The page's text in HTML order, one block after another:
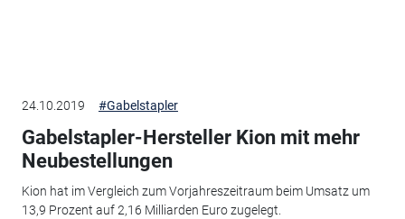
24.10.2019 #Gabelstapler
Gabelstapler-Hersteller Kion mit mehr
Neubestellungen
Kion hat im Vergleich zum Vorjahreszeitraum beim Umsatz um
13,9 Prozent auf 2,16 Milliarden Euro zugelegt.